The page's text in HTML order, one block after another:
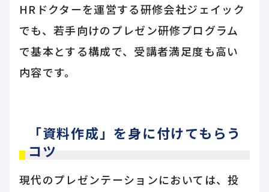
HRドクターを運営する研修会社ジェイック
でも、若手向けのプレゼン研修プログラム
で基本とする構成で、受講者満足度も高い
内容です。
「資料作成」を身に付けてもらう
コツ
現代のプレゼンテーションにおいては、投